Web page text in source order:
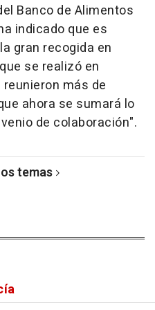
Banco de Alimentos
indicado que es
gran recogida en
se realizó en
más de
ahora se sumará lo
de colaboración".
temas